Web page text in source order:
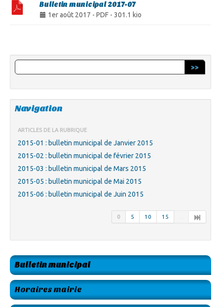
Bulletin municipal 2017-07
1er août 2017 - PDF - 301.1 kio
>>
Navigation
ARTICLES DE LA RUBRIQUE
2015-01 : bulletin municipal de Janvier 2015
2015-02 : bulletin municipal de février 2015
2015-03 : bulletin municipal de Mars 2015
2015-05 : bulletin municipal de Mai 2015
2015-06 : bulletin municipal de Juin 2015
0 5 10 15
Bulletin municipal
Horaires mairie